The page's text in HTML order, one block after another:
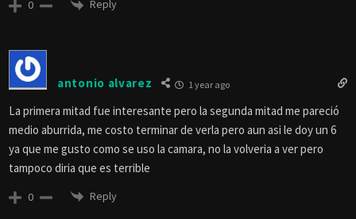
0 Reply
antonio alvarez 1 year ago
La primera mitad fue interesante pero la segunda mitad me pareció
medio aburrida, me costo terminar de verla pero aun asi le doy un 6
ya que me gusto como se uso la camara, no la volveria a ver pero
tampoco diria que es terrible
0 Reply